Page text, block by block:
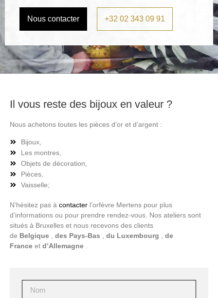
Nous contacter +32 02 343 09 91
Il vous reste des bijoux en valeur ?
Nous achetons toutes les pièces d’or et d’argent :
Bijoux,
Les montres,
Objets de décoration,
Pièces,
Vaisselle;
N’hésitez pas à contacter l’orfèvre Mertens pour plus
d’informations ou pour prendre rendez-vous. Nos ateliers sont
situés à Bruxelles et nous recevons des clients
de Belgique des Pays-Bas du Luxembourg
de
France et d’Allemagne